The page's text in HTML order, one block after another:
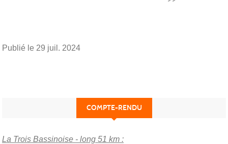
Publié le 29 juil. 2024
COMPTE-RENDU
La Trois Bassinoise - long 51 km :